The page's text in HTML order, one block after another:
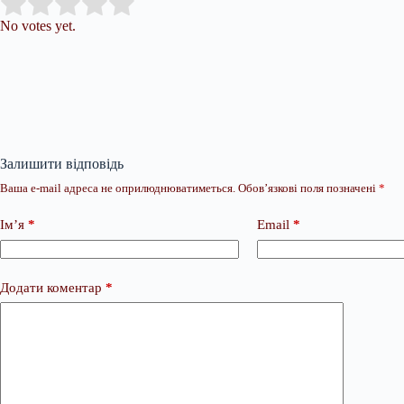
Rate this item:
No votes yet.
Залишити відповідь
Ваша e-mail адреса не оприлюднюватиметься. Обов’язкові поля позначені *
Ім’я * Email *
Додати коментар *